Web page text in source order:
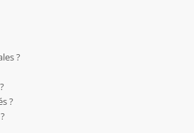
?
?